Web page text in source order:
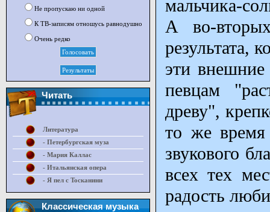
мальчика-
А во-
результата,
эти
певцам
древу",
то же время
звукового
всех тех
радость
Не пропускаю ни одной
К ТВ-записям отношусь равнодушно
Очень редко
Читать
Литература
- Петербургская муза
- Мария Каллас
- Итальянская опера
- Я пел с Тосканини
Классическая музыка